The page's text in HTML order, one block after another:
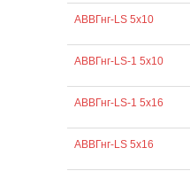
АВВГнг-LS 5х10
АВВГнг-LS-1 5х10
АВВГнг-LS-1 5х16
АВВГнг-LS 5х16